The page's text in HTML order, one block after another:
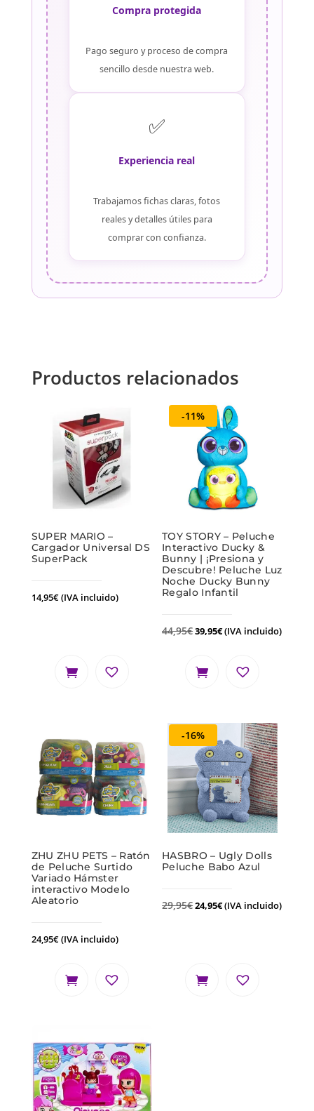
Compra protegida
Pago seguro y proceso de compra
sencillo desde nuestra web.
✅
Experiencia real
Trabajamos fichas claras, fotos
reales y detalles útiles para
comprar con confianza.
Productos relacionados
SUPER MARIO –
Cargador Universal DS
SuperPack
14,95€(IVA incluido)
-11%
TOY STORY – Peluche
Interactivo Ducky &
Bunny | ¡Presiona y
Descubre! Peluche Luz
Noche Ducky Bunny
Regalo Infantil
44,95€39,95€(IVA incluido)
ZHU ZHU PETS – Ratón
de Peluche Surtido
Variado Hámster
interactivo Modelo
Aleatorio
24,95€(IVA incluido)
-16%
HASBRO – Ugly Dolls
Peluche Babo Azul
29,95€24,95€(IVA incluido)